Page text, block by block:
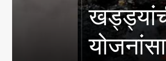
खड्ड्यांची
योजनांसाठी